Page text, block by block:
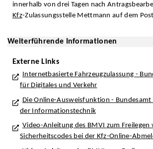
innerhalb von drei Tagen nach
Kfz-Zulassungsstelle Mettmann auf dem
Weiterführende Informationen
Externe Links
Internetbasierte Fahrzeugzulassung -
für Digitales und Verkehr
Die Online-Ausweisfunktion -
der Informationstechnik
Video-Anleitung des BMVI zum Freilegen
Sicherheitscodes bei der Kfz-Online-